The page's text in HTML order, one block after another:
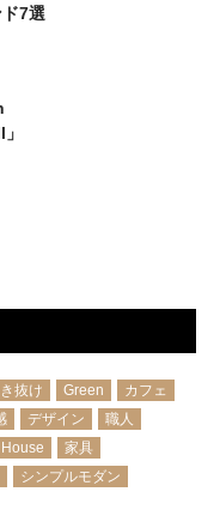
7選
抜け Green
カフェ
デザイン
職人
家具
シンプルモダン